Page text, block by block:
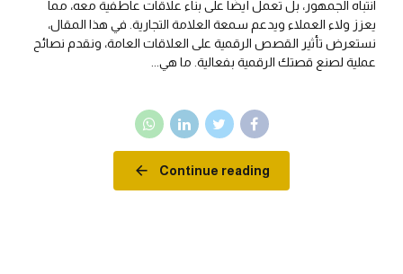
انتباه الجمهور، بل تعمل أيضًا على بناء علاقات عاطفية معه، مما
يعزز ولاء العملاء ويدعم سمعة العلامة التجارية. في هذا المقال،
نستعرض تأثير القصص الرقمية على العلاقات العامة، ونقدم نصائح
عملية لصنع قصتك الرقمية بفعالية. ما هي...
Continue reading